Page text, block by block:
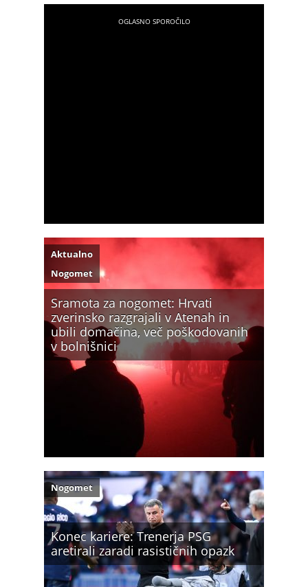
Sramota za nogomet: Hrvati
zverinsko razgrajali v Atenah in
ubili domačina, več poškodovanih
v bolnišnici
Aktualno
Nogomet
Konec kariere: Trenerja PSG
aretirali zaradi rasističnih opazk
Nogomet